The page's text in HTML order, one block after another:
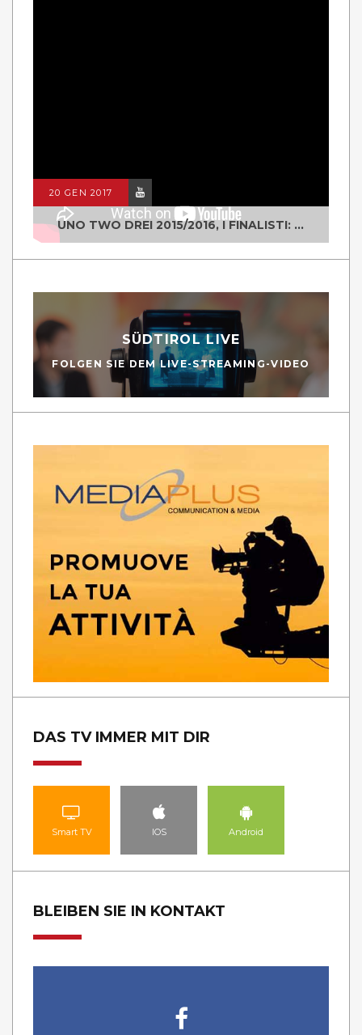
20 GEN 2017
UNO TWO DREI 2015/2016, I FINALISTI: CLASSE IV ALS ISTITUTO "DEGASPERI" BORGO VALSUGANA
SÜDTIROL LIVE
FOLGEN SIE DEM LIVE-STREAMING-VIDEO
DAS TV IMMER MIT DIR
Smart TV IOS Android
BLEIBEN SIE IN KONTAKT